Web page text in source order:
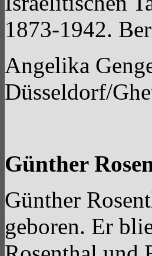
1873-1942.
Angelika
Düsseldorf/
Günther
Günther
geboren. Er